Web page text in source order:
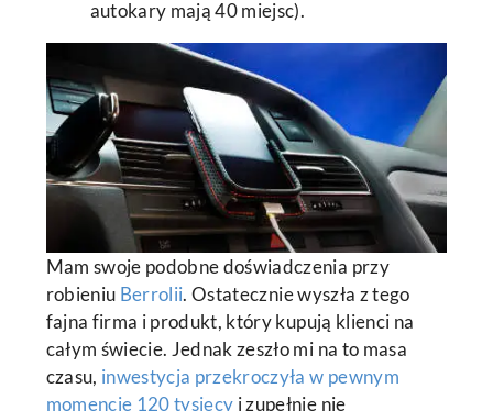
autokary mają 40 miejsc).
Mam swoje podobne doświadczenia przy
robieniu Berrolii. Ostatecznie wyszła z tego
fajna firma i produkt, który kupują klienci na
całym świecie. Jednak zeszło mi na to masa
czasu, inwestycja przekroczyła w pewnym
momencie 120 tysięcy i zupełnie nie